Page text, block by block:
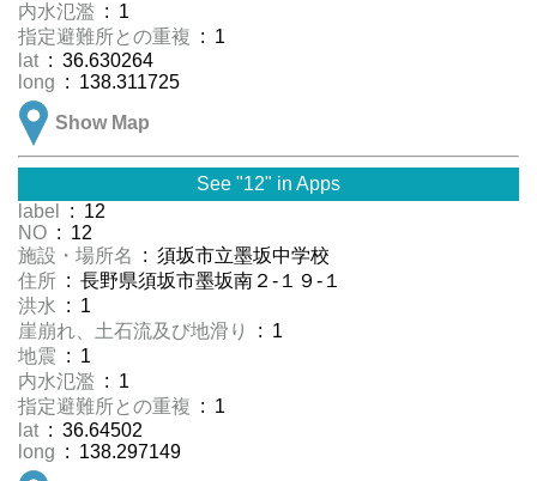
内水氾濫 : 1
指定避難所との重複 : 1
lat : 36.630264
long : 138.311725
Show Map
See "12" in Apps
label
: 12
NO : 12
施設・場所名
: 須坂市立墨坂中学校
住所 : 長野県須坂市墨坂南２-１９-１
洪水
: 1
崖崩れ、土石流及び地滑り
: 1
地震 : 1
内水氾濫 : 1
指定避難所との重複 : 1
lat : 36.64502
long : 138.297149